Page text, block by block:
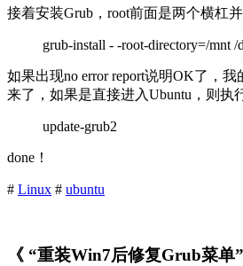
接着安装Grub，root前面是两个横杠并
grub-install - -root-directory=/mnt /
如果出现no error report说明OK了，
来了，如果是直接进入Ubuntu，则执
update-grub2
done！
# Linux # ubuntu
《 “重装Win7后修复Grub菜单